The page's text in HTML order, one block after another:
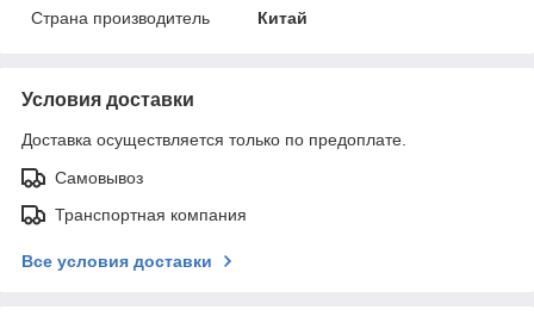
Страна производитель
Китай
Условия доставки
Доставка осуществляется только по предоплате.
Самовывоз
Транспортная компания
Все условия доставки